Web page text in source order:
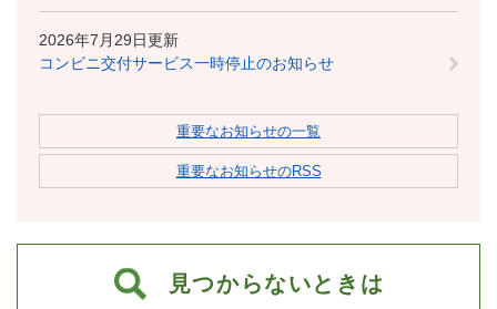
2026年7月29日更新
コンビニ交付サービス一時停止のお知らせ
重要なお知らせの一覧
重要なお知らせのRSS
見つからないときは